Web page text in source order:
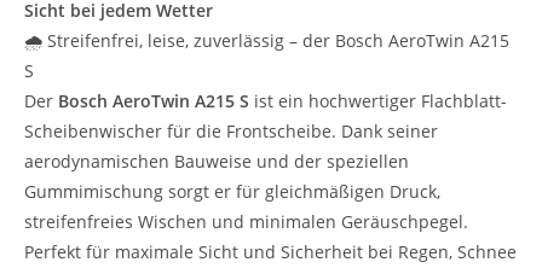
Sicht bei jedem Wetter
🌧️ Streifenfrei, leise, zuverlässig – der Bosch AeroTwin A215
S
Der Bosch AeroTwin A215 S ist ein hochwertiger Flachblatt-
Scheibenwischer für die Frontscheibe. Dank seiner
aerodynamischen Bauweise und der speziellen
Gummimischung sorgt er für gleichmäßigen Druck,
streifenfreies Wischen und minimalen Geräuschpegel.
Perfekt für maximale Sicht und Sicherheit bei Regen, Schnee